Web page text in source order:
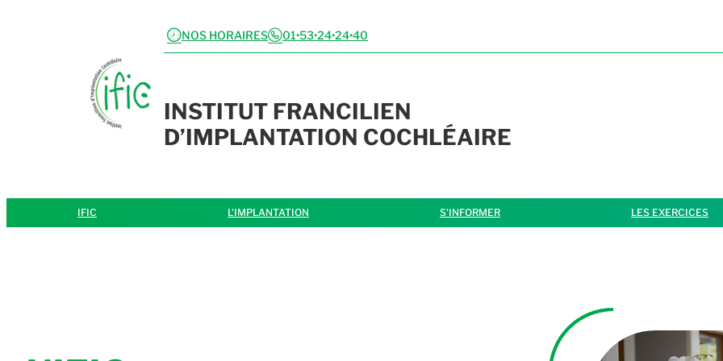
schedulesNOS HORAIRESphone01•53•24•24•40
INSTITUT FRANCILIEN
D’IMPLANTATION COCHLÉAIRE
IFIC L'IMPLANTATION S'INFORMER LES EXERCICES